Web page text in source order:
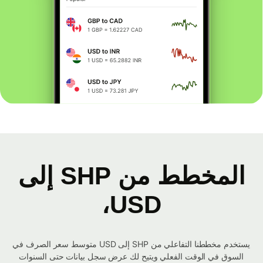
المخطط من SHP إلى
USD،
يستخدم مخططنا التفاعلي من SHP إلى USD متوسط ​​سعر الصرف في
السوق في الوقت الفعلي ويتيح لك عرض سجل بيانات حتى السنوات